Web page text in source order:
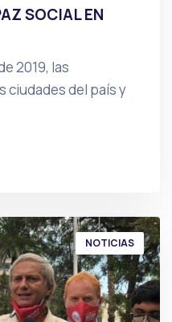
SOCIAL EN
2019, las
ciudades del país y
NOTICIAS